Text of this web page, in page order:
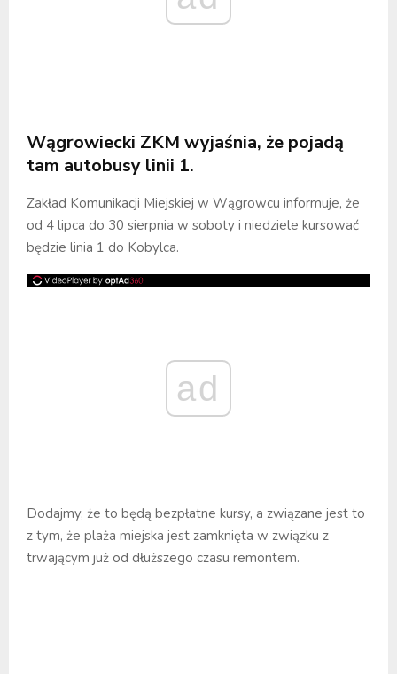
Wągrowiecki ZKM wyjaśnia, że pojadą
tam autobusy linii 1.
Zakład Komunikacji Miejskiej w Wągrowcu informuje, że
od 4 lipca do 30 sierpnia w soboty i niedziele kursować
będzie linia 1 do Kobylca.
ad
Dodajmy, że to będą bezpłatne kursy, a związane jest to
z tym, że plaża miejska jest zamknięta w związku z
trwającym już od dłuższego czasu remontem.